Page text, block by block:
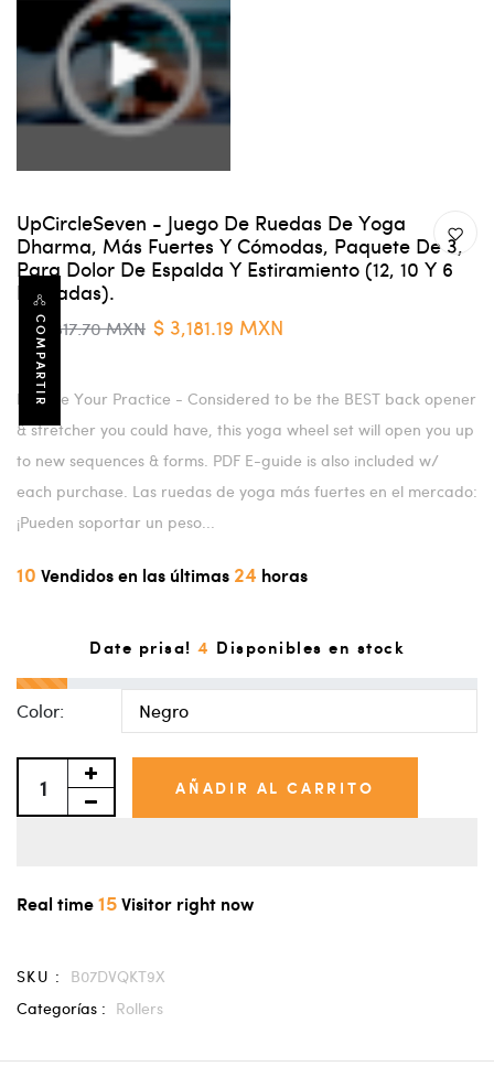
COMPARTIR
UpCircleSeven - Juego De Ruedas De Yoga
Dharma, Más Fuertes Y Cómodas, Paquete De 3,
Para Dolor De Espalda Y Estiramiento (12, 10 Y 6
Pulgadas).
$ 4,817.70 MXN $ 3,181.19 MXN
Elevate Your Practice - Considered to be the BEST back opener
& stretcher you could have, this yoga wheel set will open you up
to new sequences & forms. PDF E-guide is also included w/
each purchase. Las ruedas de yoga más fuertes en el mercado:
¡Pueden soportar un peso...
10 Vendidos en las últimas 24 horas
Date prisa! 4 Disponibles en stock
Color:
AÑADIR AL CARRITO
Real time15Visitor right now
SKU :
B07DVQKT9X
Categorías : Rollers